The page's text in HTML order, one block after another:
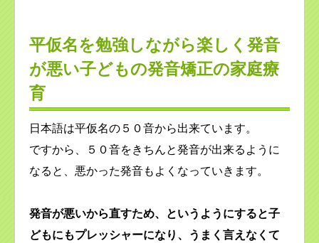
平仮名を勉強しながら楽しく発音
が悪い子どもの発音矯正の家庭療
育
日本語は平仮名の５０音から出来ています。
ですから、５０音をきちんと発音が出来るように
なると、悪かった発音もよくなっていきます。
発音が悪いから直すため、というようにすると子
どもにもプレッシャーになり、うまく言えなくて